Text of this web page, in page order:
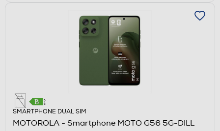
SMARTPHONE DUAL SIM
MOTOROLA - Smartphone MOTO G56 5G-DILL